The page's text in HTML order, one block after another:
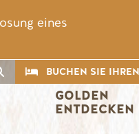
eines
Suche
CTABUCHEN SIE
GOLDEN
ENTDECKEN